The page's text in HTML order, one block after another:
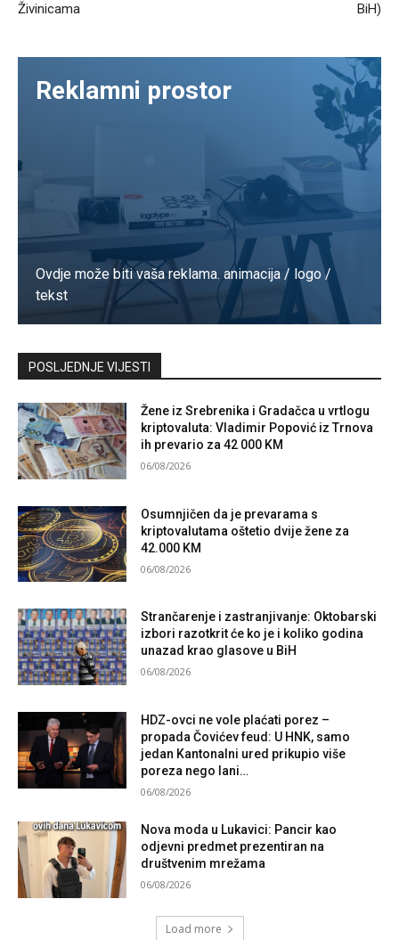
Živinicama
BiH)
Reklamni prostor
Ovdje može biti vaša reklama. animacija / logo /
tekst
Kontaktirajte nas
POSLJEDNJE VIJESTI
Žene iz Srebrenika i Gradačca u vrtlogu
kriptovaluta: Vladimir Popović iz Trnova
ih prevario za 42 000 KM
06/08/2026
Osumnjičen da je prevarama s
kriptovalutama oštetio dvije žene za
42.000 KM
06/08/2026
Strančarenje i zastranjivanje: Oktobarski
izbori razotkrit će ko je i koliko godina
unazad krao glasove u BiH
06/08/2026
HDZ-ovci ne vole plaćati porez –
propada Čovićev feud: U HNK, samo
jedan Kantonalni ured prikupio više
poreza nego lani…
06/08/2026
Nova moda u Lukavici: Pancir kao
odjevni predmet prezentiran na
društvenim mrežama
06/08/2026
Load more